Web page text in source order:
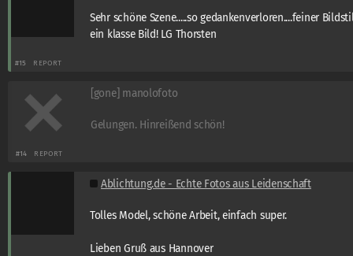
Sehr schöne Szene.....so gedankenverloren....feiner
ein klasse Bild! LG Thorsten
#15 REPORT
[gone] manolofoto
Gelungen. Hinreißend schön!
#14 REPORT
Ablichtung.de - Echte Fotos aus Leidenschaft
Tolles Model, schöne Arbeit, einfach super.
Lieben Gruß aus Hannover